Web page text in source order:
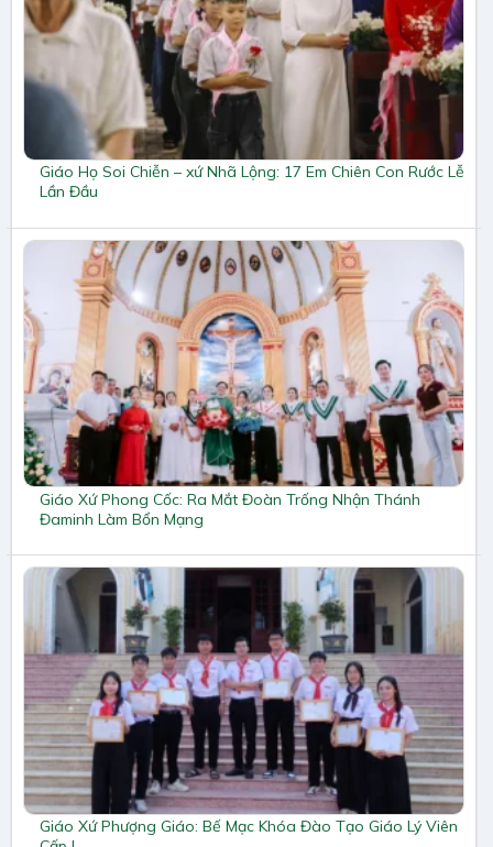
Giáo Họ Soi Chiễn – xứ Nhã Lộng: 17 Em Chiên Con Rước Lễ
Lần Đầu
Giáo Xứ Phong Cốc: Ra Mắt Đoàn Trống Nhận Thánh
Đaminh Làm Bổn Mạng
Giáo Xứ Phượng Giáo: Bế Mạc Khóa Đào Tạo Giáo Lý Viên